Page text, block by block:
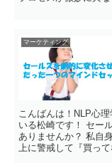
マーケティング
こんばんは！NLP心
いる松崎です！ セー
ありませんか？ 私自
上に警戒して『買っ